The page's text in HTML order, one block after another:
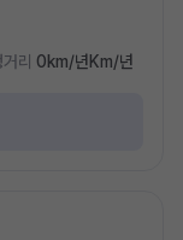
리 0km/년Km/년